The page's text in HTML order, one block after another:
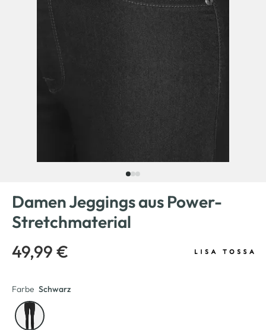
Damen Jeggings aus Power-
Stretchmaterial
49,99 €
Farbe Schwarz